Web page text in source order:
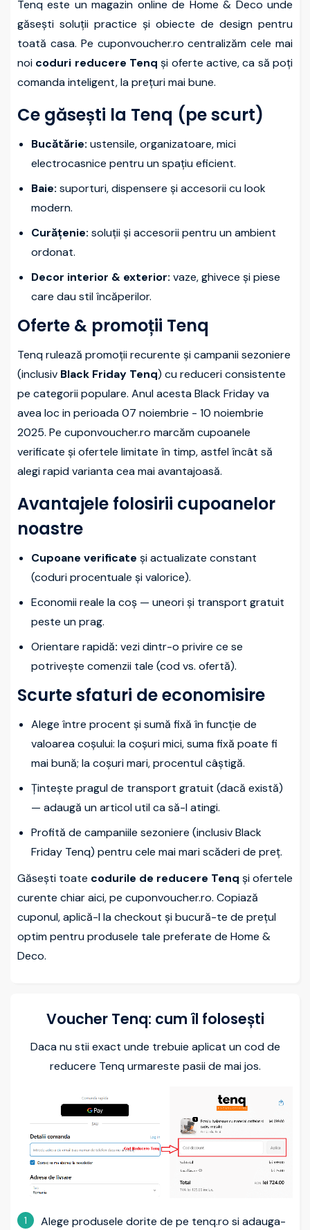
Tenq este un magazin online de Home & Deco unde
găsești soluții practice și obiecte de design pentru
toată casa. Pe cuponvoucher.ro centralizăm cele mai
noi coduri reducere Tenq și oferte active, ca să poți
comanda inteligent, la prețuri mai bune.
Ce găsești la Tenq (pe scurt)
Bucătărie: ustensile, organizatoare, mici
electrocasnice pentru un spațiu eficient.
Baie: suporturi, dispensere și accesorii cu look
modern.
Curățenie: soluții și accesorii pentru un ambient
ordonat.
Decor interior & exterior: vaze, ghivece și piese
care dau stil încăperilor.
Oferte & promoții Tenq
Tenq rulează promoții recurente și campanii sezoniere
(inclusiv Black Friday Tenq) cu reduceri consistente
pe categorii populare. Anul acesta Black Friday va
avea loc in perioada 07 noiembrie - 10 noiembrie
2025. Pe cuponvoucher.ro marcăm cupoanele
verificate și ofertele limitate în timp, astfel încât să
alegi rapid varianta cea mai avantajoasă.
Avantajele folosirii cupoanelor
noastre
Cupoane verificate și actualizate constant
(coduri procentuale și valorice).
Economii reale la coș — uneori și transport gratuit
peste un prag.
Orientare rapidă: vezi dintr-o privire ce se
potrivește comenzii tale (cod vs. ofertă).
Scurte sfaturi de economisire
Alege între procent și sumă fixă în funcție de
valoarea coșului: la coșuri mici, suma fixă poate fi
mai bună; la coșuri mari, procentul câștigă.
Țintește pragul de transport gratuit (dacă există)
— adaugă un articol util ca să-l atingi.
Profită de campaniile sezoniere (inclusiv Black
Friday Tenq) pentru cele mai mari scăderi de preț.
Găsești toate codurile de reducere Tenq și ofertele
curente chiar aici, pe cuponvoucher.ro. Copiază
cuponul, aplică-l la checkout și bucură-te de prețul
optim pentru produsele tale preferate de Home &
Deco.
Voucher Tenq: cum îl folosești
Daca nu stii exact unde trebuie aplicat un cod de
reducere Tenq urmareste pasii de mai jos.
1
Alege produsele dorite de pe tenq.ro si adauga-